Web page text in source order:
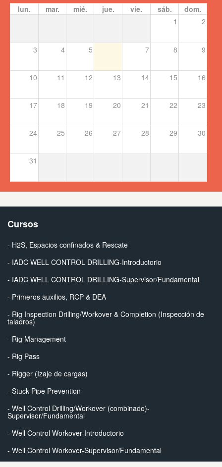
lun. mar. mié. jue. vie. sáb.
dom.
1
2
3 4 5 7 8 9
10 11 12 13 14 15 16
17 18 19 20 21 22 23
24 25 26 27 28 29 30
31
Cursos
- H2S, Espacios confinados & Rescate
- IADC WELL CONTROL DRILLING-Introductorio
- IADC WELL CONTROL DRILLING-Supervisor/Fundamental
- Primeros auxilios, RCP & DEA
- Rig Inspection Drilling/Workover & Completion (Inspección de
taladros)
- Rig Management
- Rig Pass
- Rigger (Izaje de cargas)
- Stuck Pipe Prevention
- Well Control Drilling/Workover (combinado)-
Supervisor/Fundamental
- Well Control Workover-Introductorio
- Well Control Workover-Supervisor/Fundamental